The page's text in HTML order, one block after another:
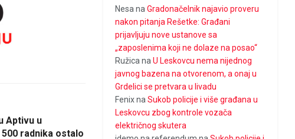
Aptivu u
radnika ostalo
Nesa naGradonačelnik najavio proveru
nakon pitanja Rešetke: Građani
prijavljuju nove ustanove sa
„zaposlenima koji ne dolaze na posao“
Ružica naU Leskovcu nema nijednog
javnog bazena na otvorenom, a onaj u
Grdelici se pretvara u livadu
FenixnaSukob policije i više građana u
Leskovcu zbog kontrole vozača
električnog skutera